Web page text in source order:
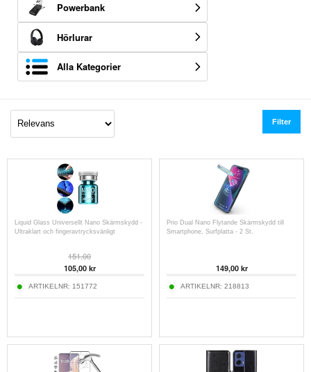
Powerbank
Hörlurar
Alla Kategorier
Filter
Liquid Glass Universellt Nano Skärmskydd -
Ultraklart och fingeravtrycksvänligt
151,00
105,00kr
ARTIKELNR: 151772
Prio Dual Nano Flytande Skärmskydd till
Smartphone, Surfplatta - 2 St.
149,00kr
ARTIKELNR: 218813